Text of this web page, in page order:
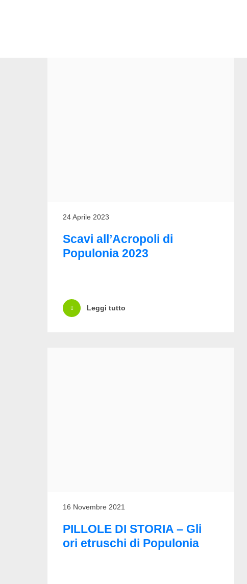
24 Aprile 2023
Scavi all’Acropoli di
Populonia 2023
Leggi tutto
16 Novembre 2021
PILLOLE DI STORIA – Gli
ori etruschi di Populonia